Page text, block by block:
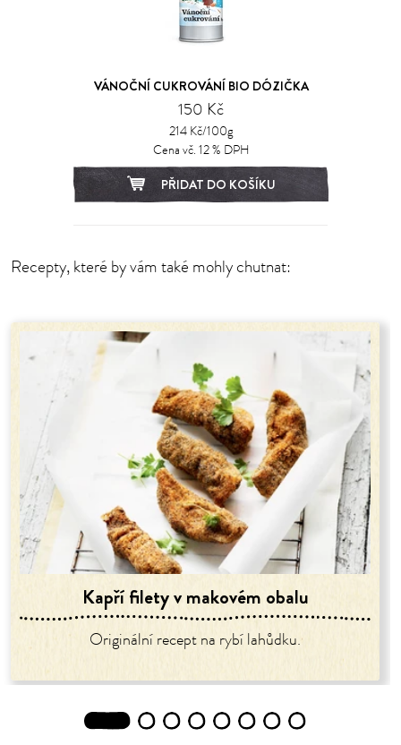
VÁNOČNÍ CUKROVÁNÍ BIO DÓZIČKA
150 Kč
214 Kč/100g
Cena vč. 12 % DPH
PŘIDAT DO KOŠÍKU
Recepty, které by vám také mohly chutnat:
Kapří filety v makovém obalu
Originální recept na rybí lahůdku.
2 3 4 5 6 7 8